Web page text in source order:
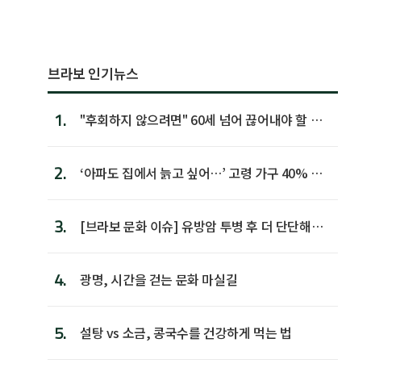
브라보 인기뉴스
1.
"후회하지 않으려면" 60세 넘어 끊어내야 할 사
2.
‘아파도 집에서 늙고 싶어…’ 고령 가구 40% 노
3.
[브라보 문화 이슈] 유방암 투병 후 더 단단해진
4. 광명, 시간을 걷는 문화 마실길
5. 설탕 vs 소금, 콩국수를 건강하게 먹는 법